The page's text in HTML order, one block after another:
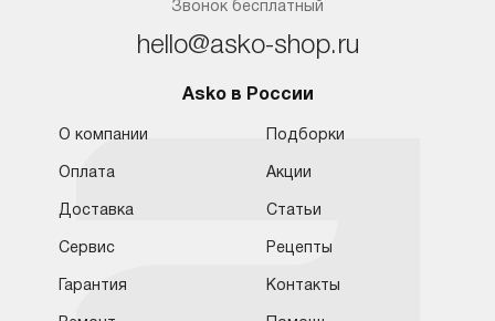
Звонок бесплатный
hello@asko-shop.ru
Asko в России
О компании
Оплата
Доставка
Сервис
Гарантия
Подборки
Акции
Статьи
Рецепты
Контакты